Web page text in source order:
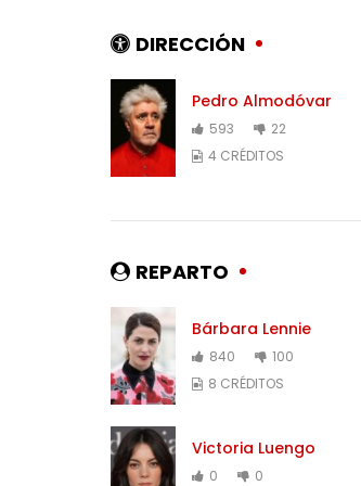
DIRECCIÓN
Pedro Almodóvar
593
22
4 CRÉDITOS
REPARTO
Bárbara Lennie
840
100
8 CRÉDITOS
Victoria Luengo
0
0